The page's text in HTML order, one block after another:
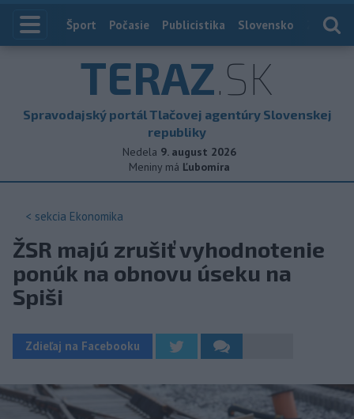
Index
Šport Počasie Publicistika Slovensko
TERAZ.SK
Spravodajský portál Tlačovej agentúry Slovenskej
republiky
Nedela 9. august 2026
Meniny má Ľubomíra
< sekcia Ekonomika
ŽSR majú zrušiť vyhodnotenie
ponúk na obnovu úseku na
Spiši
Zdieľaj na Facebooku